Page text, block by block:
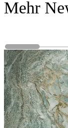
Mehr